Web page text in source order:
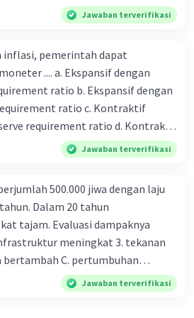
Jawaban terverifikasi
inflasi, pemerintah dapat
.... a. Ekspansif dengan
ratio b. Ekspansif dengan
ratio c. Kontraktif
requirement ratio d. Kontraktif
requirement ratio e.
tingkat diskonto Bila Bank
a. Menimbulkan inflasi di mana
beredar (penawaran uang) naik
atas b. Menimbulkan deflasi di
uang beredar (penawaran
ke kanan atas c. Tingkat bunga
kurva jumlah uang beredar
Jawaban terverifikasi
500.000 jiwa dengan laju
Dalam 20 tahun
tajam. Evaluasi dampaknya
meningkat 3. tekanan
bertambah C. pertumbuhan
jangka panjang D. tidak
E. proyeksi penduduk penting
Jawaban terverifikasi